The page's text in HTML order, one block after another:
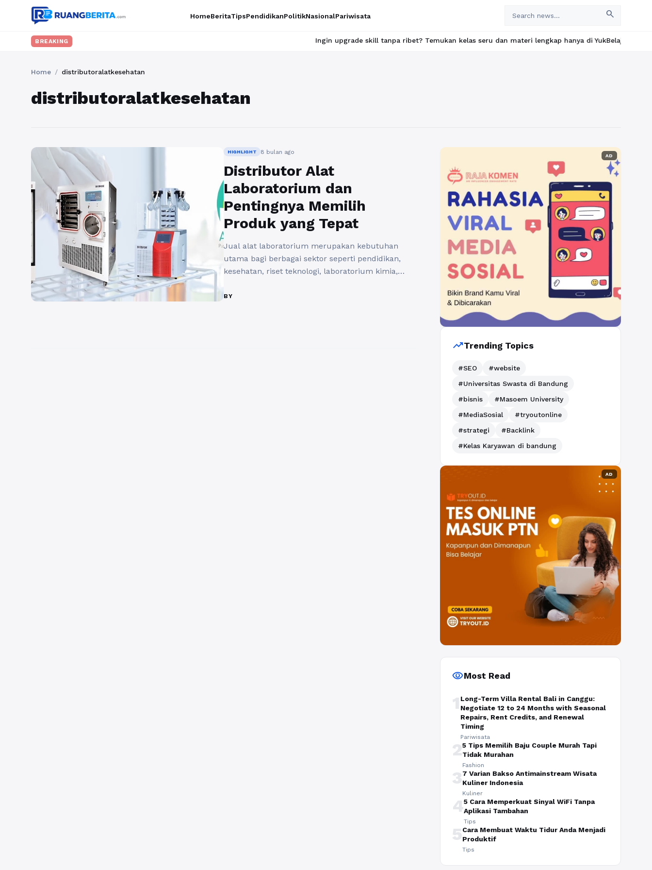
HomeBeritaTipsPendidikanPolitikNasionalPariwisata search
BREAKING Ingin upgrade skill tanpa ribet? Temukan kelas seru dan materi lengkap hanya di YukBelajar.com. Mulai
Home / distributoralatkesehatan
distributoralatkesehatan
HIGHLIGHT 8 bulan ago
Distributor Alat
Laboratorium dan
Pentingnya Memilih
Produk yang Tepat
Jual alat laboratorium merupakan kebutuhan
utama bagi berbagai sektor seperti pendidikan,
kesehatan, riset teknologi, laboratorium kimia,
Ketersediaan alat yang akurat, berkualitas, serta
BY
AD
trending_upTrending Topics
#SEO
#website
#Universitas Swasta di Bandung
#bisnis
#Masoem University
#MediaSosial
#tryoutonline
#strategi
#Backlink
#Kelas Karyawan di bandung
AD
visibilityMost Read
1 Long-Term Villa Rental Bali in Canggu:
Negotiate 12 to 24 Months with Seasonal
Repairs, Rent Credits, and Renewal
Timing
Pariwisata
25 Tips Memilih Baju Couple Murah Tapi
Tidak Murahan
Fashion
37 Varian Bakso Antimainstream Wisata
Kuliner Indonesia
Kuliner
45 Cara Memperkuat Sinyal WiFi Tanpa
Aplikasi Tambahan
Tips
5Cara Membuat Waktu Tidur Anda Menjadi
Produktif
Tips